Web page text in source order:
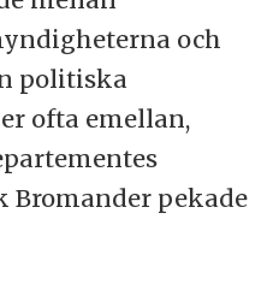
och
politiska
ofta emellan,
Bromander pekade